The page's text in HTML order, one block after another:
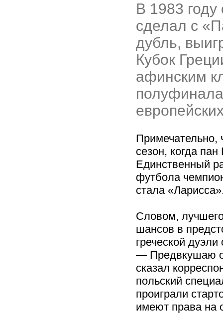
В 1983 году
сделал с
дубль,
Кубок
афинским
Примечательно,
сезон, когда
Единственный
футбола
стала
Словом,
шансов в
греческой дуэли
— Предвкушаю
сказал
польский
проиграли
имеют права на